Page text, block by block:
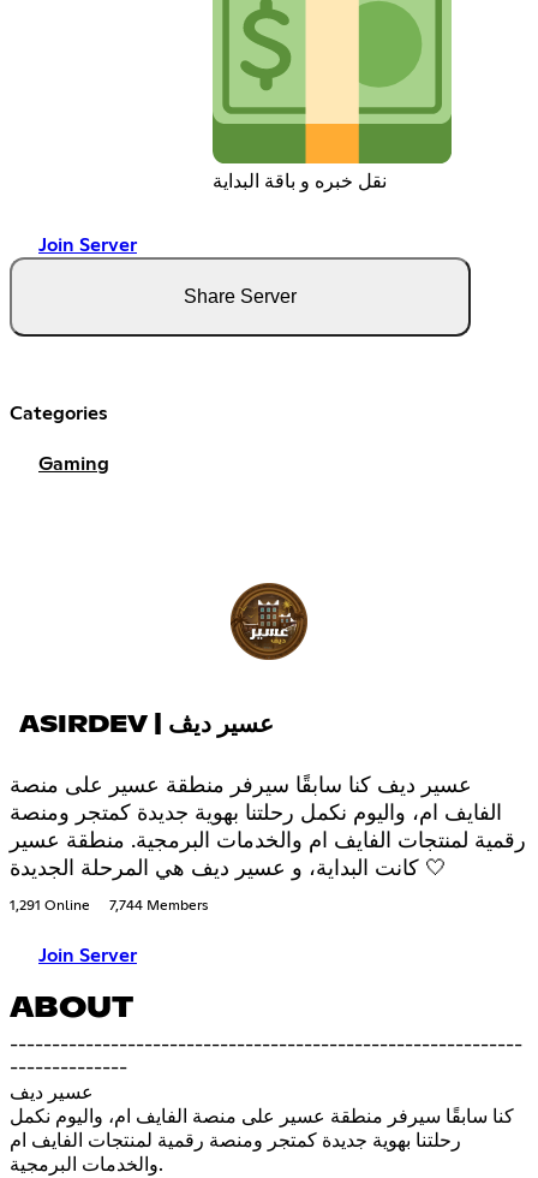
نقل خبره و باقة البداية
Join Server
Share Server
Categories
Gaming
ASIRDEV | عسير ديڤ
عسير ديف كنا سابقًا سيرفر منطقة عسير على منصة
الفايف ام، واليوم نكمل رحلتنا بهوية جديدة كمتجر ومنصة
رقمية لمنتجات الفايف ام والخدمات البرمجية. منطقة عسير
كانت البداية، و عسير ديف هي المرحلة الجديدة 🤍
1,291 Online 7,744 Members
Join Server
ABOUT
-------------------------------------------------------------
--------------
عسير ديف
كنا سابقًا سيرفر منطقة عسير على منصة الفايف ام، واليوم نكمل
رحلتنا بهوية جديدة كمتجر ومنصة رقمية لمنتجات الفايف ام
والخدمات البرمجية.